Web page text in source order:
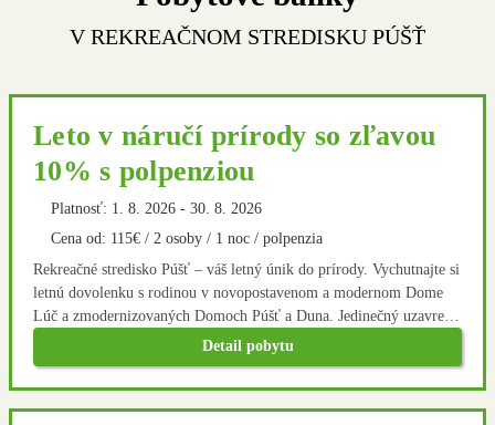
V REKREAČNOM STREDISKU PÚŠŤ
Leto v náručí prírody so zľavou
10% s polpenziou
Cena od: 115€ / 2 osoby / 1 noc / polpenzia
Platnosť: 1. 8. 2026 - 30. 8. 2026
Rekreačné stredisko Púšť – váš letný únik do prírody. Vychutnajte si
letnú dovolenku s rodinou v novopostavenom a modernom Dome
Lúč a zmodernizovaných Domoch Púšť a Duna. Jedinečný uzavretý
areál ponúka široké možnosti aktívneho oddychu nielen na
novovybudovanom multifunkčnom ihrisku. V okolí sa nachádza
množsvto turistických a cyklistických trás. Po aktívnom oddychu
dobre padne domáca kuchyňa v našej reštaurácii.
Detail pobytu